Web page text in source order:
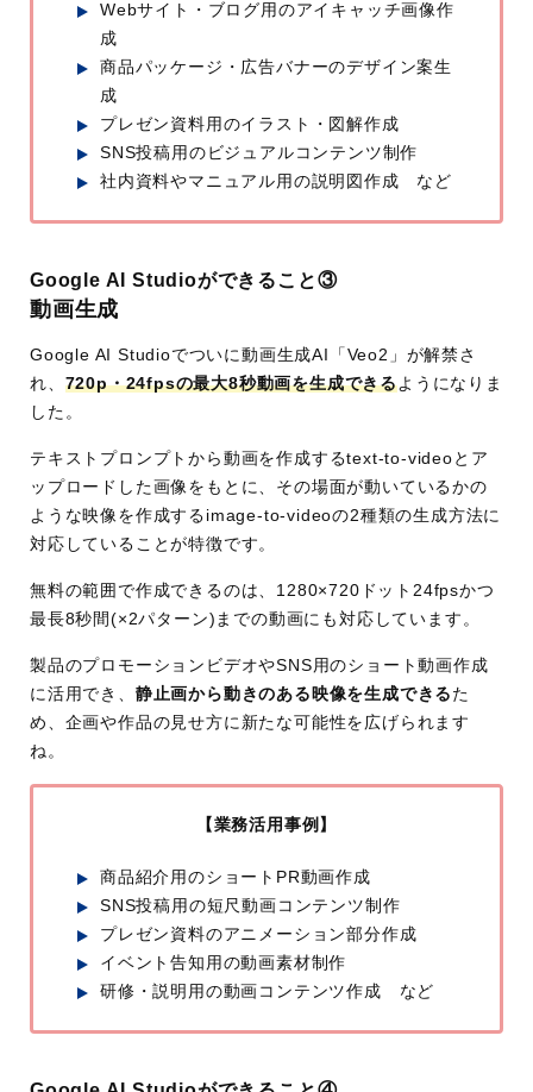
Webサイト・ブログ用のアイキャッチ画像作
成
商品パッケージ・広告バナーのデザイン案生
成
プレゼン資料用のイラスト・図解作成
SNS投稿用のビジュアルコンテンツ制作
社内資料やマニュアル用の説明図作成 など
Google AI Studioができること③
動画生成
Google AI Studioでついに動画生成AI「Veo2」が解禁さ
れ、 720p・24fpsの最大8秒動画を生成できるようになりま
した。
テキストプロンプトから動画を作成するtext-to-videoとア
ップロードした画像をもとに、その場面が動いているかの
ような映像を作成するimage-to-videoの2種類の生成方法に
対応していることが特徴です。
無料の範囲で作成できるのは、1280×720ドット24fpsかつ
最長8秒間(×2パターン)までの動画にも対応しています。
製品のプロモーションビデオやSNS用のショート動画作成
に活用でき、 静止画から動きのある映像を生成できる た
め、企画や作品の見せ方に新たな可能性を広げられます
ね。
【業務活用事例】
商品紹介用のショートPR動画作成
SNS投稿用の短尺動画コンテンツ制作
プレゼン資料のアニメーション部分作成
イベント告知用の動画素材制作
研修・説明用の動画コンテンツ作成 など